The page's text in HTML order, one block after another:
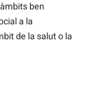
ben
a la
de la salut o la